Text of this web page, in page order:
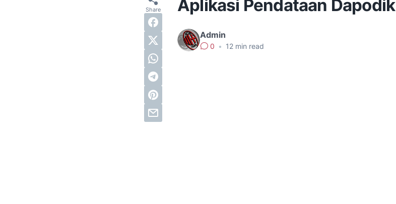
Aplikasi Pendataan Dapodik
Admin
0 • 12 min read